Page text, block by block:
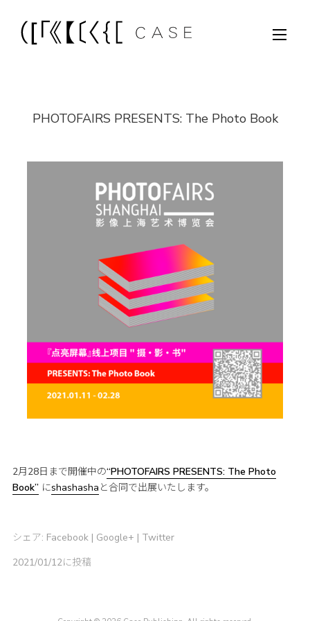
PHOTOFAIRS PRESENTS: The Photo Book
2月28日まで開催中の“PHOTOFAIRS PRESENTS: The Photo
Book”にshashasha と合同で出展いたします。
シェア: Facebook| Google+ | Twitter
2021/01/12に投稿